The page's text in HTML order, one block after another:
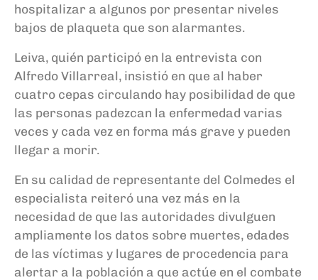
hospitalizar a algunos por presentar niveles
bajos de plaqueta que son alarmantes.
Leiva, quién participó en la entrevista con
Alfredo Villarreal, insistió en que al haber
cuatro cepas circulando hay posibilidad de que
las personas padezcan la enfermedad varias
veces y cada vez en forma más grave y pueden
llegar a morir.
En su calidad de representante del Colmedes el
especialista reiteró una vez más en la
necesidad de que las autoridades divulguen
ampliamente los datos sobre muertes, edades
de las víctimas y lugares de procedencia para
alertar a la población a que actúe en el combate